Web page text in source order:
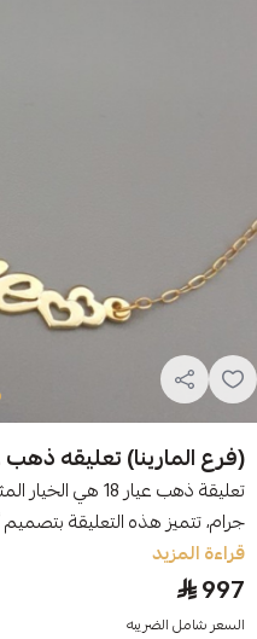
(فرع المارينا) تعليقه ذهب عيار 18الوزن
جرام، تتميز هذه التعليقة
قراءة المزيد
997
السعر شامل الضريبه